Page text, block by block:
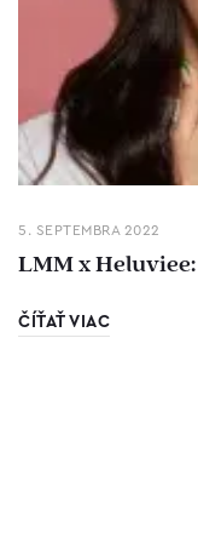
5. SEPTEMBRA 2022
LMM x
ČÍŤAŤ VIAC